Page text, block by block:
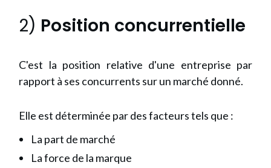
2) Position concurrentielle
C'est la position relative d'une entreprise par
rapport à ses concurrents sur un marché donné.
Elle est déterminée par des facteurs tels que :
La part de marché
La force de la marque